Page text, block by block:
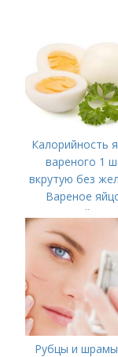
Калорийность
вареного 1
вкрутую без
Вареное
калорийность
Рубцы и